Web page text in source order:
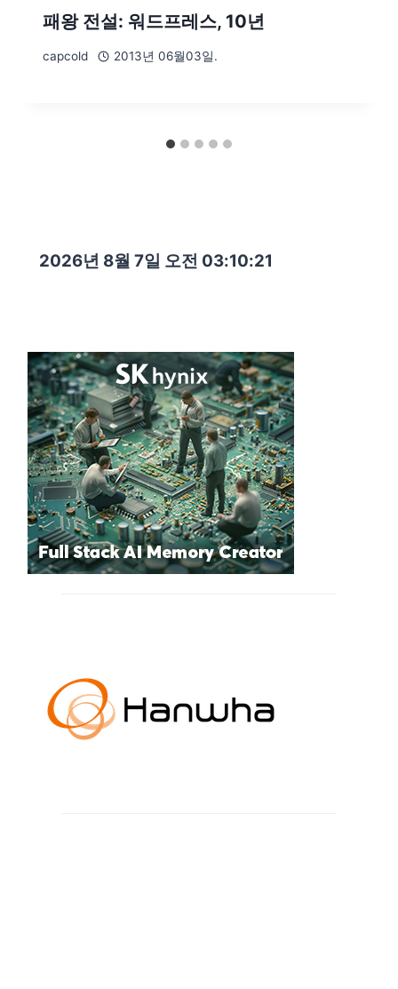
패왕 전설: 워드프레스, 10년
capcold 2013년 06월03일.
2026년 8월 7일 오전 03:10:23